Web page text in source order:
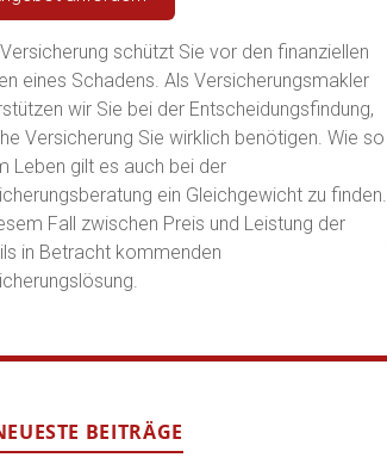
Versicherung schützt Sie vor den finanziellen
eines Schadens. Als Versicherungsmakler
wir Sie bei der Entscheidungsfindung,
Versicherung Sie wirklich benötigen. Wie so
Leben gilt es auch bei der
ein Gleichgewicht zu finden.
Fall zwischen Preis und Leistung der
in Betracht kommenden
BEITRÄGE